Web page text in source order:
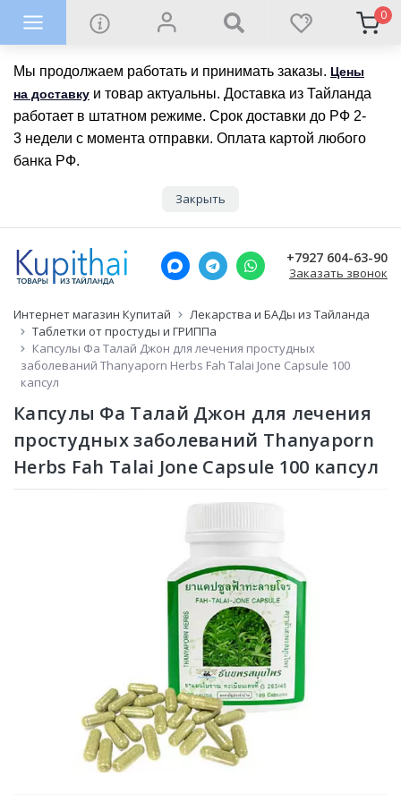
Мы продолжаем работать и принимать заказы. Цены
на доставку и товар актуальны. Доставка из Тайланда
работает в штатном режиме. Срок доставки до РФ 2-
3 недели с момента отправки. Оплата картой любого
банка РФ.
Закрыть
0
+7927 604-63-90
Заказать звонок
Интернет магазин Купитай
Лекарства и БАДы из Тайланда
Таблетки от простуды и ГРИППа
Капсулы Фа Талай Джон для лечения простудных
заболеваний Thanyaporn Herbs Fah Talai Jone Capsule 100
капсул
Капсулы Фа Талай Джон для лечения
простудных заболеваний Thanyaporn
Herbs Fah Talai Jone Capsule 100 капсул